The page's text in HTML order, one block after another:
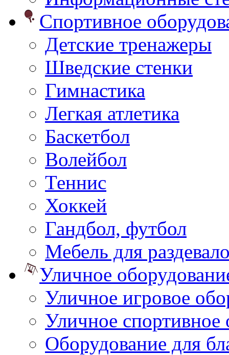
Спортивное
Детские тренажеры
Шведские стенки
Гимнастика
Легкая атлетика
Баскетбол
Волейбол
Теннис
Хоккей
Гандбол, футбол
Мебель для
Уличное
Уличное игровое
Уличное спортивное
Оборудование для